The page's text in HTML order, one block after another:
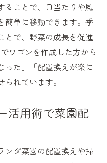
ることで、日当たりや風
簡単に移動できます。季
とで、野菜の成長を促進
ワゴンを作成した方から
った」「配置換えが楽に
れています。
活用術で菜園配
ンダ菜園の配置換えや掃